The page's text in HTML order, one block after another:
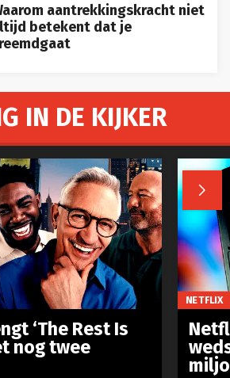
aantrekkingskracht niet
betekent dat je
IN DE KIJKER

‘The Rest Is
nog twee
NETFLIX